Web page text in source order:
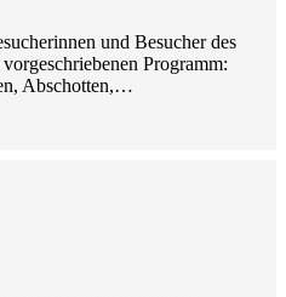
und Besucher des
Programm:
Abschotten,…